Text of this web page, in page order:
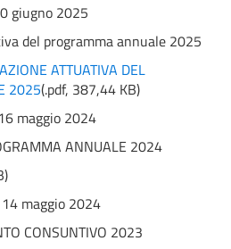
giugno 2025
del programma annuale 2025
ATTUATIVA DEL
2025(.pdf, 387,44 KB)
maggio 2024
ANNUALE 2024
)
maggio 2024
CONSUNTIVO 2023